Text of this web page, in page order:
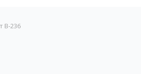
B-236